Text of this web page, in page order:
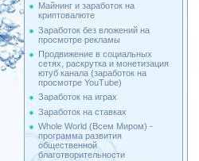
Майнинг и заработок на
криптовалюте
Заработок без вложений на
просмотре рекламы
Продвижение в социальных
сетях, раскрутка и монетизация
ютуб канала (заработок на
просмотре YouTube)
Заработок на играх
Заработок на ставках
Whole World (Всем Миром) -
программа развития
общественной
благотворительности